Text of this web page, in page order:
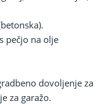
pečjo na olje
dovoljenje za
za garažo.